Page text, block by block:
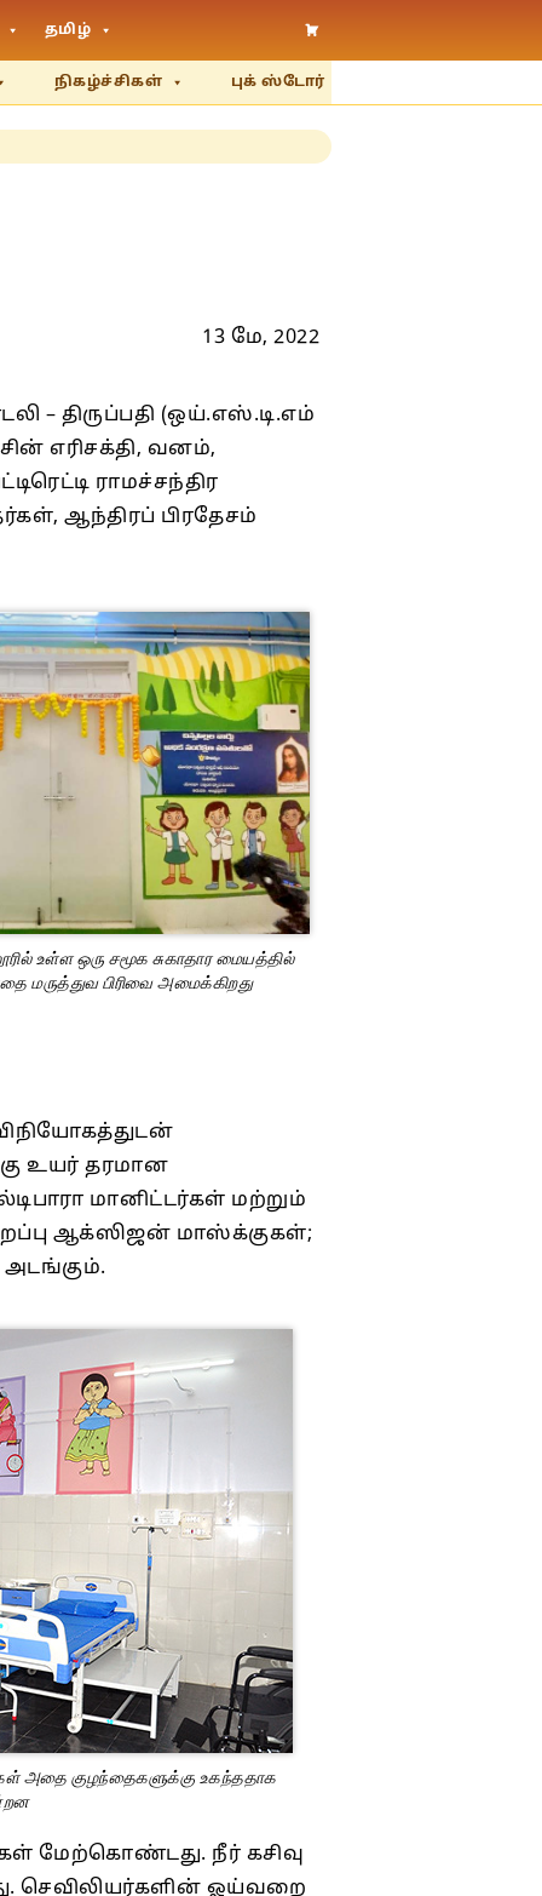
தமிழ்
நிகழ்ச்சிகள் புக் ஸ்டோர்
13 மே, 2022
– திருப்பதி (ஒய்.எஸ்.டி.எம்
எரிசக்தி, வனம்,
ராமச்சந்திர
ஆந்திரப் பிரதேசம்
உள்ள ஒரு சமூக சுகாதார மையத்தில்
மருத்துவ பிரிவை அமைக்கிறது
உயர் தரமான
மானிட்டர்கள் மற்றும்
ஆக்ஸிஜன் மாஸ்க்குகள்;
அதை குழந்தைகளுக்கு உகந்ததாக
மேற்கொண்டது. நீர் கசிவு
செவிலியர்களின் ஓய்வறை